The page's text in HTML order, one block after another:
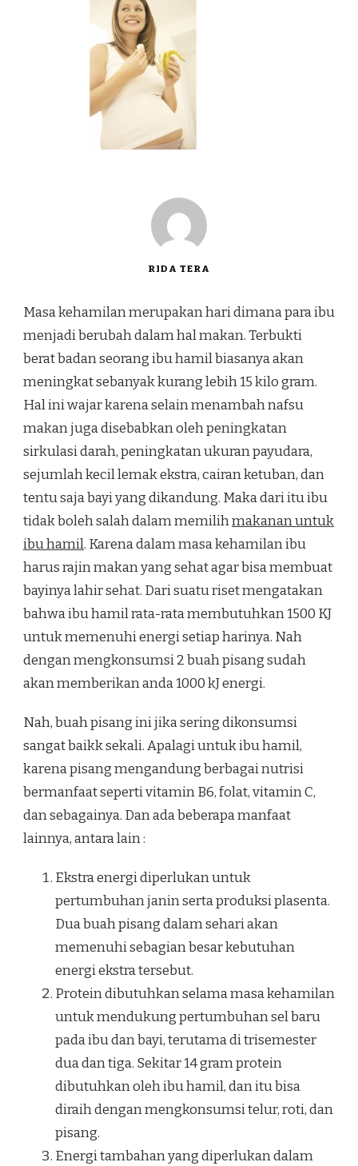
RIDA TERA
Masa kehamilan merupakan hari dimana para ibu
menjadi berubah dalam hal makan. Terbukti
berat badan seorang ibu hamil biasanya akan
meningkat sebanyak kurang lebih 15 kilo gram.
Hal ini wajar karena selain menambah nafsu
makan juga disebabkan oleh peningkatan
sirkulasi darah, peningkatan ukuran payudara,
sejumlah kecil lemak ekstra, cairan ketuban, dan
tentu saja bayi yang dikandung. Maka dari itu ibu
tidak boleh salah dalam memilihmakanan untuk
ibu hamil. Karena dalam masa kehamilan ibu
harus rajin makan yang sehat agar bisa membuat
bayinya lahir sehat. Dari suatu riset mengatakan
bahwa ibu hamil rata-rata membutuhkan 1500 KJ
untuk memenuhi energi setiap harinya. Nah
dengan mengkonsumsi 2 buah pisang sudah
akan memberikan anda 1000 kJ energi.
Nah, buah pisang ini jika sering dikonsumsi
sangat baikk sekali. Apalagi untuk ibu hamil,
karena pisang mengandung berbagai nutrisi
bermanfaat seperti vitamin B6, folat, vitamin C,
dan sebagainya. Dan ada beberapa manfaat
lainnya, antara lain :
Ekstra energi diperlukan untuk
pertumbuhan janin serta produksi plasenta.
Dua buah pisang dalam sehari akan
memenuhi sebagian besar kebutuhan
energi ekstra tersebut.
Protein dibutuhkan selama masa kehamilan
untuk mendukung pertumbuhan sel baru
pada ibu dan bayi, terutama di trisemester
dua dan tiga. Sekitar 14 gram protein
dibutuhkan oleh ibu hamil, dan itu bisa
diraih dengan mengkonsumsi telur, roti, dan
pisang.
Energi tambahan yang diperlukan dalam